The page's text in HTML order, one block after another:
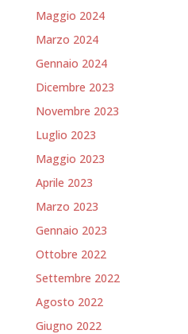
Maggio 2024
Marzo 2024
Gennaio 2024
Dicembre 2023
Novembre 2023
Luglio 2023
Maggio 2023
Aprile 2023
Marzo 2023
Gennaio 2023
Ottobre 2022
Settembre 2022
Agosto 2022
Giugno 2022